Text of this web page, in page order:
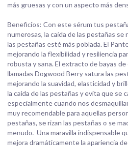
más gruesas y con un aspecto más
Beneficios: Con este sérum tus
numerosas, la caída de las pestañas se
las pestañas esté más poblada. El
mejorando la flexibilidad y resiliencia
robusta y sana. El extracto de bayas
llamadas Dogwood Berry satura las
mejorando la suavidad, elasticidad y
la caída de las pestañas y evita que se
especialmente cuando nos
muy recomendable para aquellas
pestañas, se rizan las pestañas o se
menudo. Una maravilla indispensable
mejora dramáticamente la apariencia